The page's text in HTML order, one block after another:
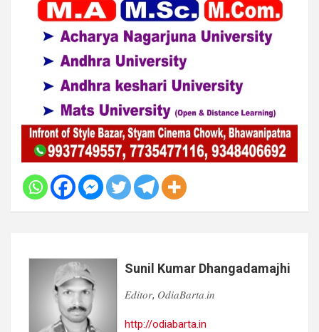
Sunil Kumar Dhangadamajhi
𝐸𝑑𝑖𝑡𝑜𝑟, 𝑂𝑑𝑖𝑎𝐵𝑎𝑟𝑡𝑎.𝑖𝑛
http://odiabarta.in